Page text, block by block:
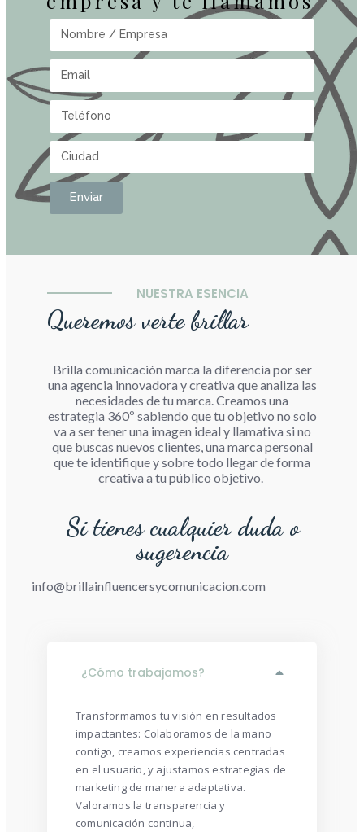
Enviar
NUESTRA ESENCIA
Queremos verte brillar
Brilla comunicación marca la diferencia por ser
una agencia innovadora y creativa que analiza las
necesidades de tu marca. Creamos una
estrategia 360º sabiendo que tu objetivo no solo
va a ser tener una imagen ideal y llamativa si no
que buscas nuevos clientes, una marca personal
que te identifique y sobre todo llegar de forma
creativa a tu público objetivo.
Si tienes cualquier duda o
sugerencia
info@brillainfluencersycomunicacion.com
¿Cómo trabajamos?
Transformamos tu visión en resultados
impactantes: Colaboramos de la mano
contigo, creamos experiencias centradas
en el usuario, y ajustamos estrategias de
marketing de manera adaptativa.
Valoramos la transparencia y
comunicación continua,